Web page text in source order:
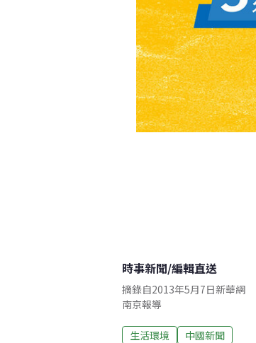
時事新聞/編輯直送
摘錄自2013年5月7日新華網
南京報導
生活環境 中國新聞